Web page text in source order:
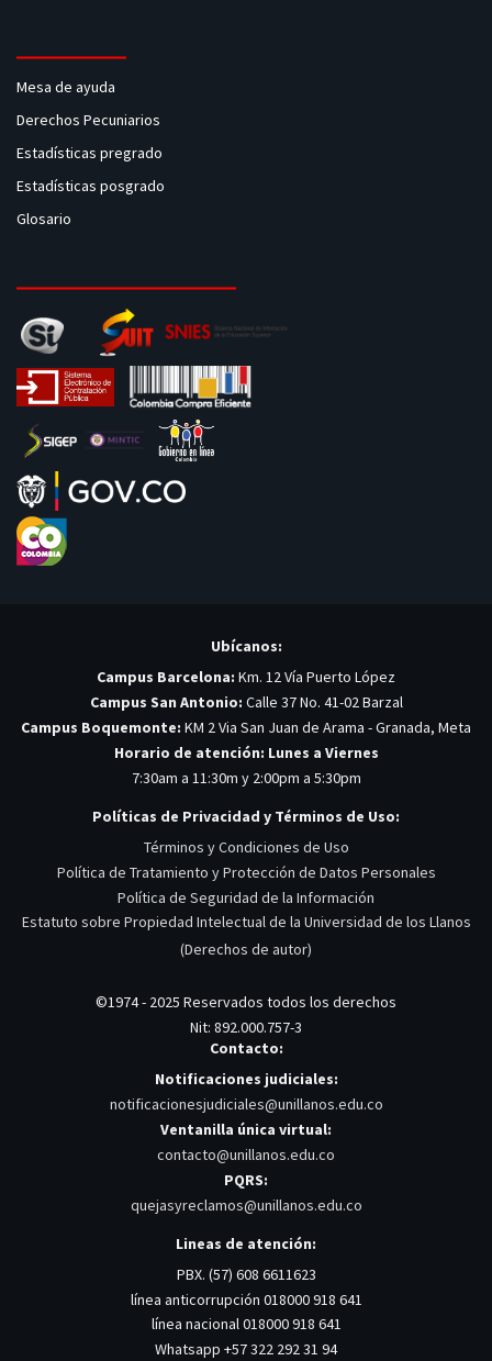
Mesa de ayuda
Derechos Pecuniarios
Estadísticas pregrado
Estadísticas posgrado
Glosario
Ubícanos:
Campus Barcelona: Km. 12 Vía Puerto López
Campus San Antonio: Calle 37 No. 41-02 Barzal
Campus Boquemonte: KM 2 Via San Juan de Arama - Granada, Meta
Horario de atención: Lunes a Viernes
7:30am a 11:30m y 2:00pm a 5:30pm
Políticas de Privacidad y Términos de Uso:
Términos y Condiciones de Uso
Política de Tratamiento y Protección de Datos Personales
Política de Seguridad de la Información
Estatuto sobre Propiedad Intelectual de la Universidad de los Llanos
(Derechos de autor)
©1974 - 2025 Reservados todos los derechos
Nit: 892.000.757-3
Contacto:
Notificaciones judiciales:
notificacionesjudiciales@unillanos.edu.co
Ventanilla única virtual:
contacto@unillanos.edu.co
PQRS:
quejasyreclamos@unillanos.edu.co
Lineas de atención:
PBX. (57) 608 6611623
línea anticorrupción 018000 918 641
línea nacional 018000 918 641
Whatsapp +57 322 292 31 94